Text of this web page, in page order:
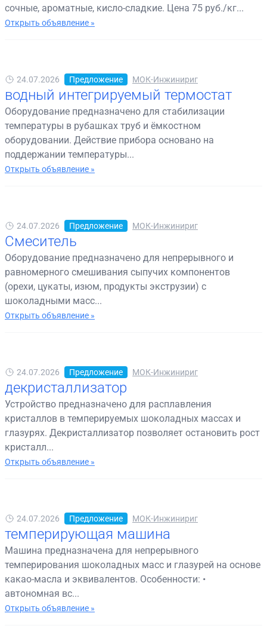
сочные, ароматные, кисло-сладкие. Цена 75 руб./кг...
Открыть объявление »
24.07.2026 Предложение МОК-Инжинириг
водный интегрируемый термостат
Оборудование предназначено для стабилизации
температуры в рубашках труб и ёмкостном
оборудовании. Действие прибора основано на
поддержании температуры...
Открыть объявление »
24.07.2026 Предложение МОК-Инжинириг
Смеситель
Оборудование предназначено для непрерывного и
равномерного смешивания сыпучих компонентов
(орехи, цукаты, изюм, продукты экструзии) с
шоколадными масс...
Открыть объявление »
24.07.2026 Предложение МОК-Инжинириг
декристаллизатор
Устройство предназначено для расплавления
кристаллов в темперируемых шоколадных массах и
глазурях. Декристаллизатор позволяет остановить рост
кристалл...
Открыть объявление »
24.07.2026 Предложение МОК-Инжинириг
темперирующая машина
Машина предназначена для непрерывного
темперирования шоколадных масс и глазурей на основе
какао-масла и эквивалентов. Особенности: •
автономная вс...
Открыть объявление »